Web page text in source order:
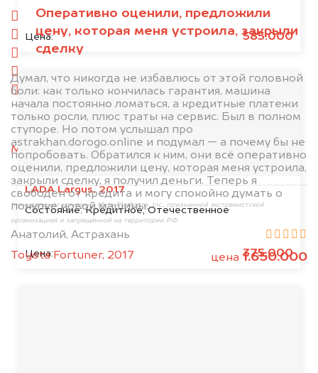
Цена: 585.000
LADA Largus, 2017
Состояние:Кредитное, Отечественное
Цена: 375.000
Оперативно оценили, предложили
цену, которая меня устроила, закрыли
сделку
Думал, что никогда не избавлюсь от этой головной
боли: как только кончилась гарантия, машина
начала постоянно ломаться, а кредитные платежи
только росли, плюс траты на сервис. Был в полном
ступоре. Но потом услышал про
astrakhan.dorogo.online и подумал — а почему бы не
попробовать. Обратился к ним, они всё оперативно
оценили, предложили цену, которая меня устроила,
закрыли сделку, я получил деньги. Теперь я
свободен от кредита и могу спокойно думать о
покупке новой машины.
Анатолий, Астрахань
Toyota Fortuner, 2017
цена 1.650.000
спереди
сзади
слева
справа
салон
2. Отправьте фотографии на номер
+79584983298 по WhatsApp*,
в мессенджер
MAX или на электронную почту
info@dorogo.online
*принадлежит компании Meta Platforms, Inc., признанной экстремистской
организацией и запрещённой на территории РФ